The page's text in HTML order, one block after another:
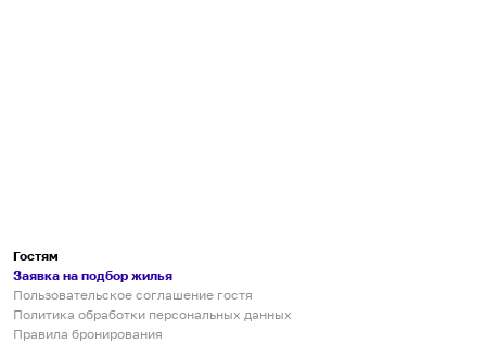
Гостям
Заявка на подбор жилья
Пользовательское соглашение гостя
Политика обработки персональных данных
Правила бронирования